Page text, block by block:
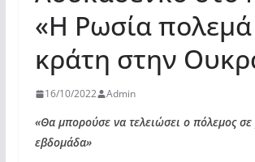
«Η Ρωσία
κράτη στην
16/10/2022 Admin
«Θα μπορούσε να τελειώσει ο πόλεμος σε
εβδομάδα»